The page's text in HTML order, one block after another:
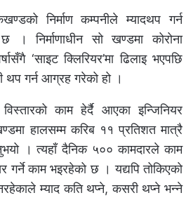
निर्माण कम्पनीले म्यादथप गर्न
निर्माणाधीन सो खण्डमा कोरोना
‘साइट क्लिरियर’मा ढिलाइ भएपछि
थप गर्न आग्रह गरेको हो ।
काम हेर्दै आएका इन्जिनियर
हालसम्म करिब ११ प्रतिशत मात्रै
। त्यहाँ दैनिक ५०० कामदारले काम
गर्ने काम भइरहेको छ । यद्यपि तोकिएको
म्याद कति थप्ने, कसरी थप्ने भन्ने